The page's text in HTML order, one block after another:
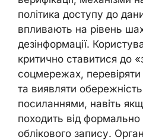
політика доступу до
впливають на рівень
дезінформації.
критично ставитися до
соцмережах,
та виявляти
посиланнями, навіть
походить від формально
облікового запису.